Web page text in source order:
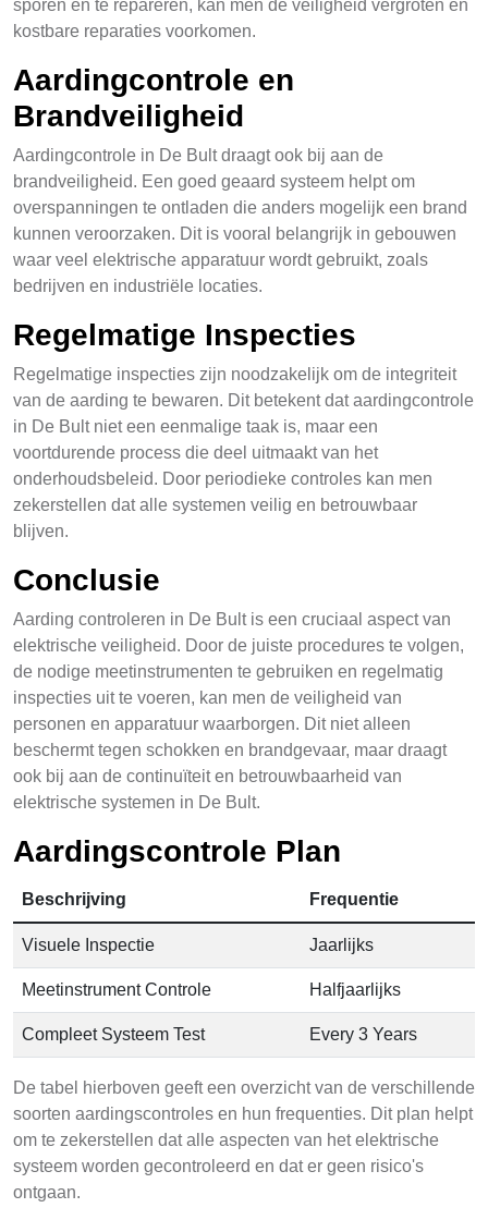
sporen en te repareren, kan men de veiligheid vergroten en
kostbare reparaties voorkomen.
Aardingcontrole en
Brandveiligheid
Aardingcontrole in De Bult draagt ook bij aan de
brandveiligheid. Een goed geaard systeem helpt om
overspanningen te ontladen die anders mogelijk een brand
kunnen veroorzaken. Dit is vooral belangrijk in gebouwen
waar veel elektrische apparatuur wordt gebruikt, zoals
bedrijven en industriële locaties.
Regelmatige Inspecties
Regelmatige inspecties zijn noodzakelijk om de integriteit
van de aarding te bewaren. Dit betekent dat aardingcontrole
in De Bult niet een eenmalige taak is, maar een
voortdurende process die deel uitmaakt van het
onderhoudsbeleid. Door periodieke controles kan men
zekerstellen dat alle systemen veilig en betrouwbaar
blijven.
Conclusie
Aarding controleren in De Bult is een cruciaal aspect van
elektrische veiligheid. Door de juiste procedures te volgen,
de nodige meetinstrumenten te gebruiken en regelmatig
inspecties uit te voeren, kan men de veiligheid van
personen en apparatuur waarborgen. Dit niet alleen
beschermt tegen schokken en brandgevaar, maar draagt
ook bij aan de continuïteit en betrouwbaarheid van
elektrische systemen in De Bult.
Aardingscontrole Plan
Beschrijving Frequentie
Visuele Inspectie Jaarlijks
Meetinstrument Controle Halfjaarlijks
Compleet Systeem Test Every 3 Years
De tabel hierboven geeft een overzicht van de verschillende
soorten aardingscontroles en hun frequenties. Dit plan helpt
om te zekerstellen dat alle aspecten van het elektrische
systeem worden gecontroleerd en dat er geen risico's
ontgaan.